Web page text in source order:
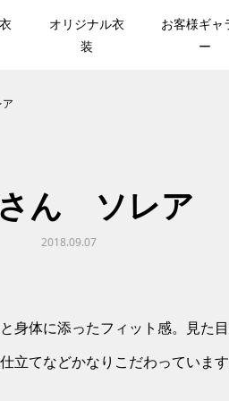
オリジナル衣
装
お客様ギャ
ー
ん ソレア
2018.09.07
身体に添ったフィット感。見た
立てなどかなりこだわっていま